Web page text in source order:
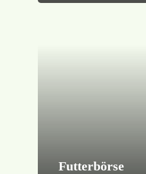
Futterbörse